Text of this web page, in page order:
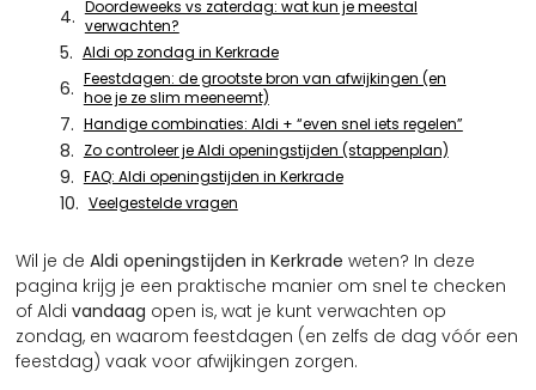
Wil je deAldi openingstijden in Kerkrade weten? In deze
pagina krijg je een praktische manier om snel te checken
of Aldivandaag open is, wat je kunt verwachten op
zondag, en waarom feestdagen (en zelfs de dag vóór een
feestdag) vaak voor afwijkingen zorgen.
Doordeweeks vs zaterdag: wat kun je meestal
verwachten?
Aldi op zondag in Kerkrade
Feestdagen: de grootste bron van afwijkingen (en
hoe je ze slim meeneemt)
Handige combinaties: Aldi + “even snel iets regelen”
Zo controleer je Aldi openingstijden (stappenplan)
FAQ: Aldi openingstijden in Kerkrade
Veelgestelde vragen